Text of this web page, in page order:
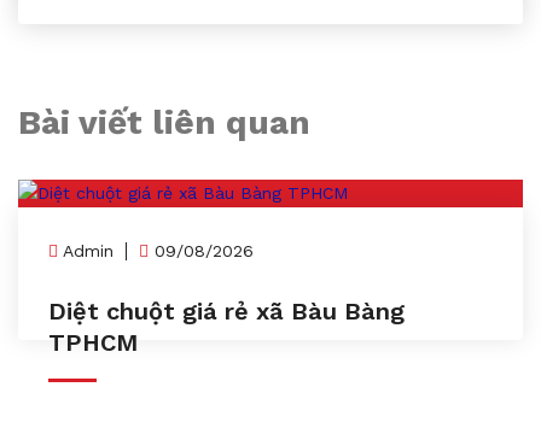
Bài viết liên quan
Admin 09/08/2026
Diệt chuột giá rẻ xã Bàu Bàng
TPHCM